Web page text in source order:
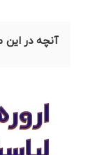
آنچه در این